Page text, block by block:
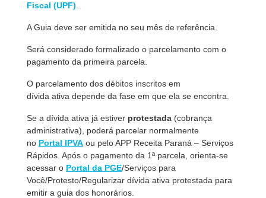
Fiscal (UPF)
A Guia deve ser emitida no seu mês de referência.
Será considerado formalizado o parcelamento com o
pagamento da primeira parcela.
O parcelamento dos débitos inscritos em
dívida ativa depende da fase em que ela se encontra.
Se a dívida ativa já estiver protestada (cobrança
administrativa), poderá parcelar normalmente
no Portal IPVA ou pelo APP Receita Paraná – Serviços
Rápidos. Após o pagamento da 1ª parcela, orienta-se
acessar o Portal da PGE/Serviços para
Você/Protesto/Regularizar dívida ativa protestada para
emitir a guia dos honorários.